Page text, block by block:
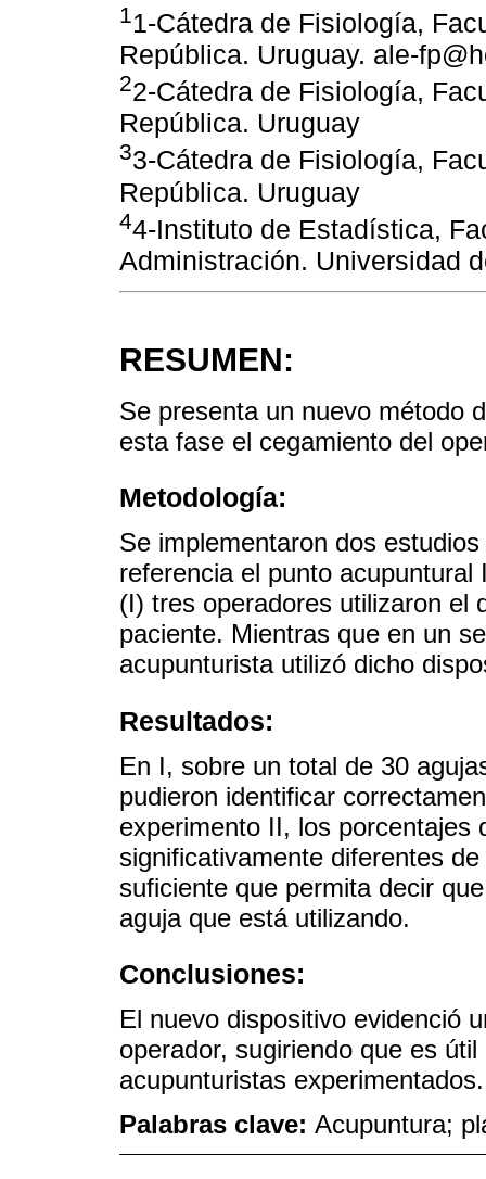
11-Cátedra de Fisiología,
República. Uruguay. ale-
22-Cátedra de Fisiología,
República. Uruguay
33-Cátedra de Fisiología,
República. Uruguay
44-Instituto de Estadística,
Administración. Universidad
RESUMEN:
Se presenta un nuevo método
esta fase el cegamiento del
Metodología:
Se implementaron dos
referencia el punto
(I) tres operadores utilizaron el
paciente. Mientras que en un
acupunturista utilizó dicho
Resultados:
En I, sobre un total de 30
pudieron identificar
experimento II, los porcentajes
significativamente diferentes
suficiente que permita decir
aguja que está utilizando.
Conclusiones:
El nuevo dispositivo evidenció
operador, sugiriendo que es
acupunturistas experimentados.
Palabras clave: Acupuntura;